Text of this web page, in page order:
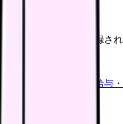
つきで管理画面に記録され
ガイド 給与
ス